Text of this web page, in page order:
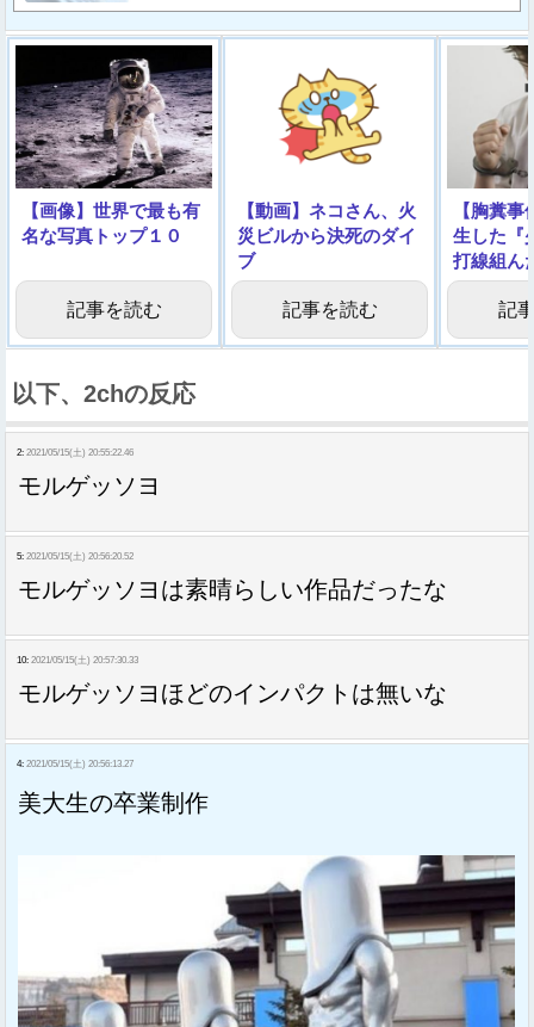
【画像】世界で最も有
名な写真トップ１０
記事を読む
【動画】ネコさん、火
災ビルから決死のダイ
ブ
記事を読む
【胸糞
生した『
打線組ん
記
以下、2chの反応
2: 2021/05/15(土) 20:55:22.46
モルゲッソヨ
5: 2021/05/15(土) 20:56:20.52
モルゲッソヨは素晴らしい作品だったな
10: 2021/05/15(土) 20:57:30.33
モルゲッソヨほどのインパクトは無いな
4: 2021/05/15(土) 20:56:13.27
美大生の卒業制作